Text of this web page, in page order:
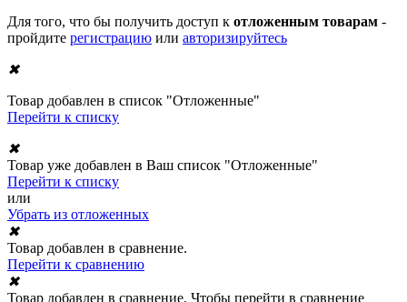
Для того, что бы получить доступ к отложенным товарам -
пройдите регистрацию или авторизируйтесь
✖
Товар добавлен в список "Отложенные"
Перейти к списку
✖
Товар уже добавлен в Ваш список "Отложенные"
Перейти к списку
или
Убрать из отложенных
✖
Товар добавлен в сравнение.
Перейти к сравнению
✖
Товар добавлен в сравнение. Чтобы перейти в сравнение